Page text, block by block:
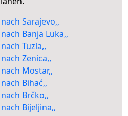
Sarajevo,,
Banja Luka,,
Tuzla,,
Zenica,,
Mostar,,
Bihać,,
Brčko,,
Bijeljina,,